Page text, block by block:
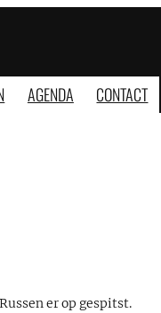
AGENDA CONTACT
er op gespitst.